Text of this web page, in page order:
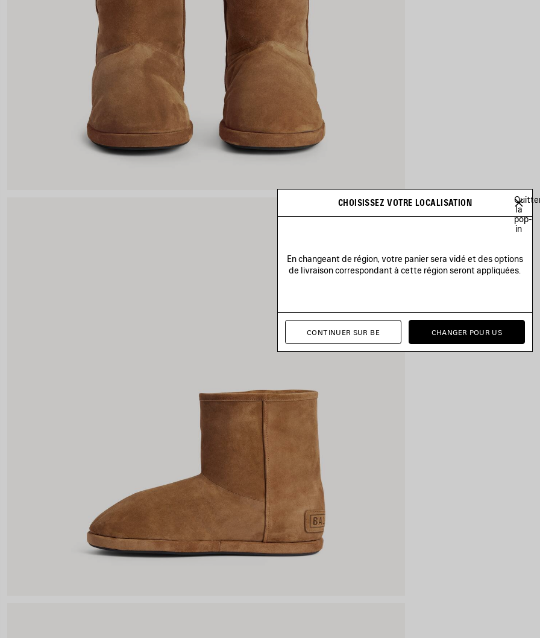
CHOISISSEZ VOTRE LOCALISATION
la
pop-
in
En changeant de région, votre panier sera vidé et des options
de livraison correspondant à cette région seront appliquées.
CONTINUER SUR BE CHANGER POUR US